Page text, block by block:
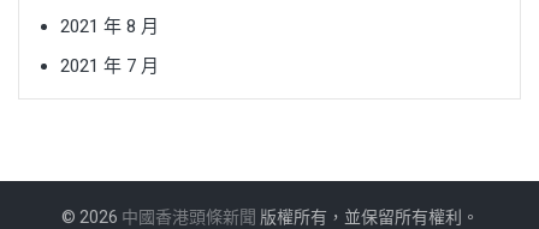
2021 年 8 月
2021 年 7 月
© 2026 中國香港頭條新聞 版權所有，並保留所有權利。